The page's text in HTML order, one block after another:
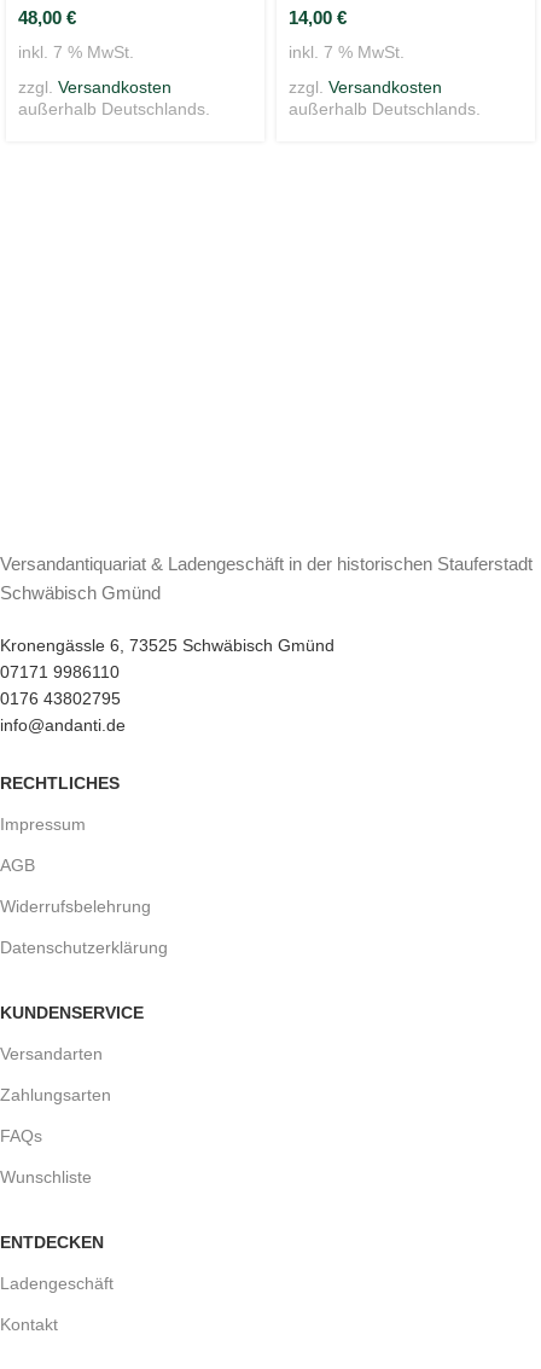
48,00 €
inkl. 7 % MwSt.
zzgl. Versandkosten
außerhalb Deutschlands.
14,00 €
inkl. 7 % MwSt.
zzgl. Versandkosten
außerhalb Deutschlands.
Versandantiquariat & Ladengeschäft in der historischen Stauferstadt
Schwäbisch Gmünd
Kronengässle 6, 73525 Schwäbisch Gmünd
07171 9986110
0176 43802795
info@andanti.de
RECHTLICHES
Impressum
AGB
Widerrufsbelehrung
Datenschutzerklärung
KUNDENSERVICE
Versandarten
Zahlungsarten
FAQs
Wunschliste
ENTDECKEN
Ladengeschäft
Kontakt